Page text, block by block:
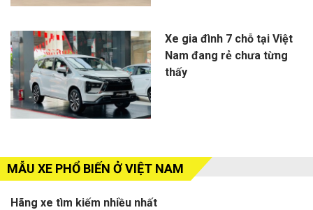
Xe gia đình 7 chỗ tại Việt
Nam đang rẻ chưa từng
thấy
MẪU XE PHỔ BIẾN Ở VIỆT NAM
Hãng xe tìm kiếm nhiều nhất